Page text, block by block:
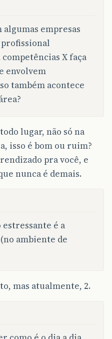
algumas empresas
X faça
envolvem
também acontece
lugar, não só na
isso é bom ou ruim?
pra você, e
nunca é demais.
estressante é a
ambiente de
mas atualmente, 2.